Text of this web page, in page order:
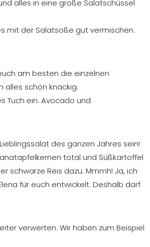
alles in eine große Salatschüssel
mit der Salatsoße gut vermischen.
am besten die einzelnen
alles schön knackig.
Tuch ein. Avocado und
des ganzen Jahres sein!
total und Süßkartoffel
schwarze Reis dazu. Mmmh! Ja, ich
für euch entwickelt. Deshalb darf
verwerten. Wir haben zum Beispiel